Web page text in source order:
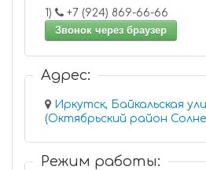
1)
+7 (924) 869-66-66
Звонок через браузер
Адрес:
Иркутск, Байкальская
(Октябрьский район
Режим работы: